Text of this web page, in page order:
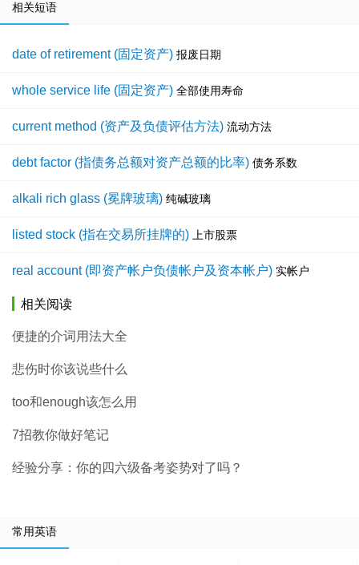
相关短语
date of retirement (固定资产) 报废日期
whole service life (固定资产) 全部使用寿命
current method (资产及负债评估方法) 流动方法
debt factor (指债务总额对资产总额的比率) 债务系数
alkali rich glass (冕牌玻璃) 纯碱玻璃
listed stock (指在交易所挂牌的) 上市股票
real account (即资产帐户负债帐户及资本帐户) 实帐户
相关阅读
便捷的介词用法大全
悲伤时你该说些什么
too和enough该怎么用
7招教你做好笔记
经验分享：你的四六级备考姿势对了吗？
常用英语